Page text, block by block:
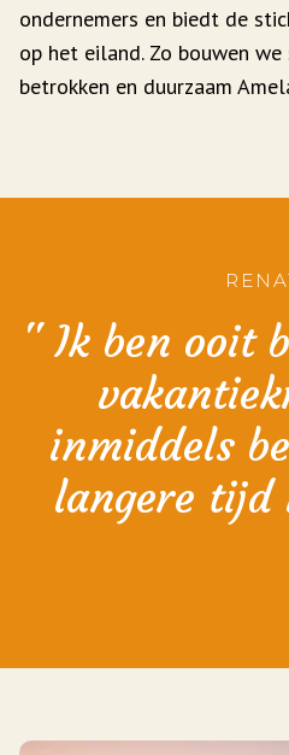
ondernemers en biedt de
op het eiland. Zo bouwen
betrokken en duurzaam
'' Ik ben ooit
inmiddels
langere